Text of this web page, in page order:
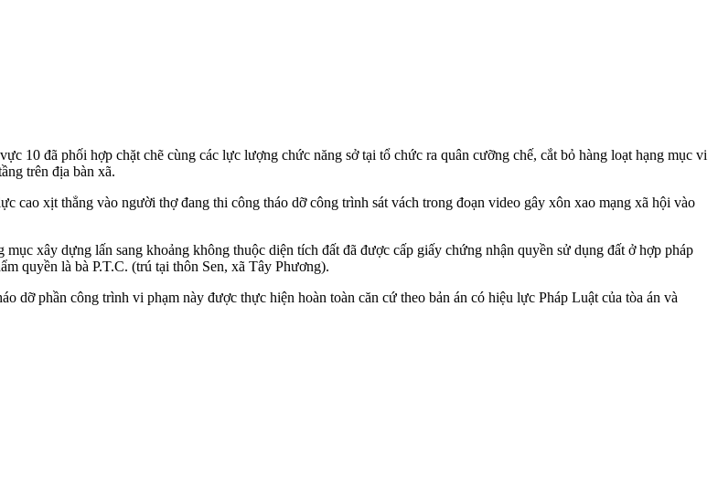
10 đã phối hợp chặt chẽ cùng các lực lượng chức năng sở tại tổ chức ra quân cưỡng chế, cắt bỏ hàng loạt hạng mục vi
trên địa bàn xã.
cao xịt thẳng vào người thợ đang thi công tháo dỡ công trình sát vách trong đoạn video gây xôn xao mạng xã hội vào
xây dựng lấn sang khoảng không thuộc diện tích đất đã được cấp giấy chứng nhận quyền sử dụng đất ở hợp pháp
quyền là bà P.T.C. (trú tại thôn Sen, xã Tây Phương).
dỡ phần công trình vi phạm này được thực hiện hoàn toàn căn cứ theo bản án có hiệu lực Pháp Luật của tòa án và